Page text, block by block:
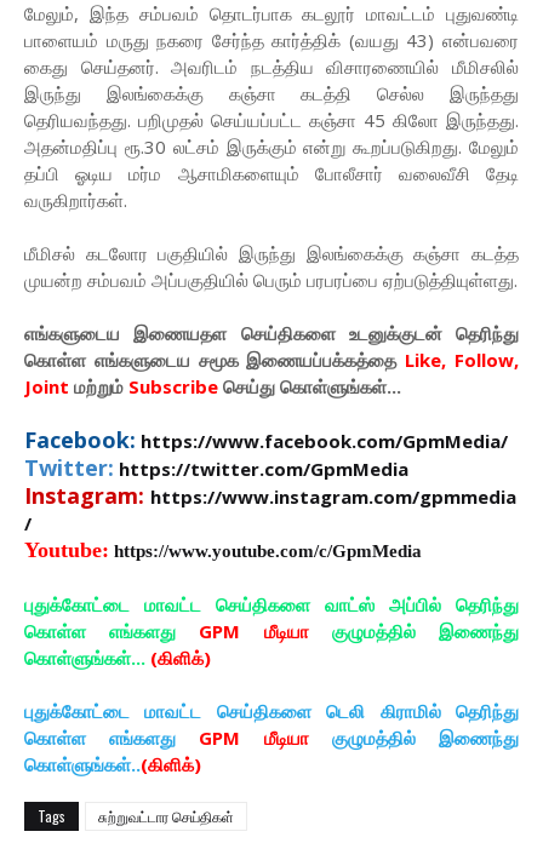
மேலும், இந்த சம்பவம் தொடர்பாக கடலூர் மாவட்டம் புதுவண்டி
பாளையம் மருது நகரை சேர்ந்த கார்த்திக் (வயது 43) என்பவரை
கைது செய்தனர். அவரிடம் நடத்திய விசாரணையில் மீமிசலில்
இருந்து இலங்கைக்கு கஞ்சா கடத்தி செல்ல இருந்தது
தெரியவந்தது. பறிமுதல் செய்யப்பட்ட கஞ்சா 45 கிலோ இருந்தது.
அதன்மதிப்பு ரூ.30 லட்சம் இருக்கும் என்று கூறப்படுகிறது. மேலும்
தப்பி ஓடிய மர்ம ஆசாமிகளையும் போலீசார் வலைவீசி தேடி
வருகிறார்கள்.
மீமிசல் கடலோர பகுதியில் இருந்து இலங்கைக்கு கஞ்சா கடத்த
முயன்ற சம்பவம் அப்பகுதியில் பெரும் பரபரப்பை ஏற்படுத்தியுள்ளது.
எங்களுடைய இணையதள செய்திகளை உடனுக்குடன் தெரிந்து
கொள்ள எங்களுடைய சமூக இணையப்பக்கத்தை Like, Follow,
Joint மற்றும் Subscribe செய்து கொள்ளுங்கள்...
Facebook: https://www.facebook.com/GpmMedia/
Twitter: https://twitter.com/GpmMedia
Instagram: https://www.instagram.com/gpmmedia
/
Youtube: https://www.youtube.com/c/GpmMedia
புதுக்கோட்டை மாவட்ட செய்திகளை வாட்ஸ் அப்பில் தெரிந்து
கொள்ள எங்களது GPM மீடியாகுழுமத்தில் இணைந்து
கொள்ளுங்கள்... (கிளிக்)
புதுக்கோட்டை மாவட்ட செய்திகளை டெலி கிராமில் தெரிந்து
கொள்ள எங்களது GPM மீடியாகுழுமத்தில் இணைந்து
கொள்ளுங்கள்..(கிளிக்)
Tags சுற்றுவட்டார செய்திகள்